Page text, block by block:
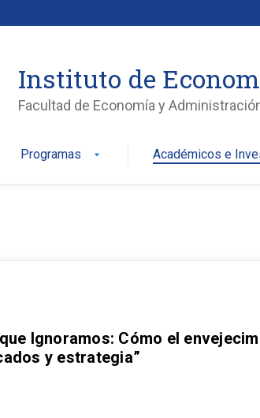
Instituto de
Facultad de Economía y
Programas arrow_drop_down Académicos e
Ignoramos: Cómo el
y estrategia”